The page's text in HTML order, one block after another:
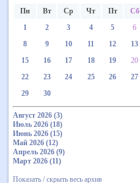
Пн Вт Ср Чт Пт Сб
1
2 3 4 5 6
8
9 10 11 12 13
15
16 17 18 19 20
22
23 24 25 26 27
29
30
Август 2026 (3)
Июль 2026 (18)
Июнь 2026 (15)
Май 2026 (12)
Апрель 2026 (9)
Март 2026 (11)
Показать / скрыть весь архив